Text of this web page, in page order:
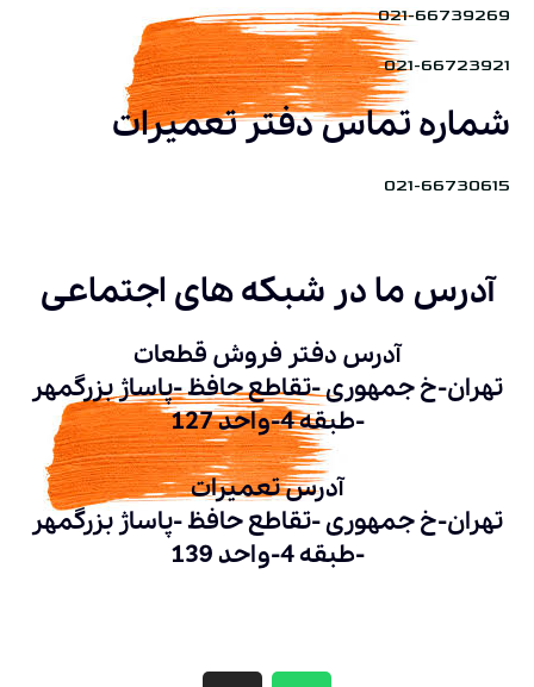
021-66739269
021-66723921
شماره تماس دفتر تعمیرات
021-66730615
آدرس ما در شبکه های اجتماعی
آدرس دفتر فروش قطعات
تهران-خ جمهوری -تقاطع حافظ -پاساژ بزرگمهر
-طبقه 4-واحد 127
آدرس تعمیرات
تهران-خ جمهوری -تقاطع حافظ -پاساژ بزرگمهر
-طبقه 4-واحد 139